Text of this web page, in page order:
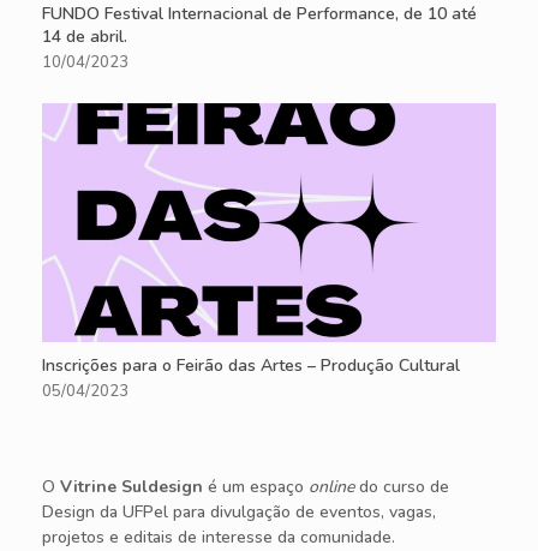
FUNDO Festival Internacional de Performance, de 10 até
14 de abril.
10/04/2023
Inscrições para o Feirão das Artes – Produção Cultural
05/04/2023
O Vitrine Suldesign é um espaço onlinedo curso de
Design da UFPel para divulgação de eventos, vagas,
projetos e editais de interesse da comunidade.